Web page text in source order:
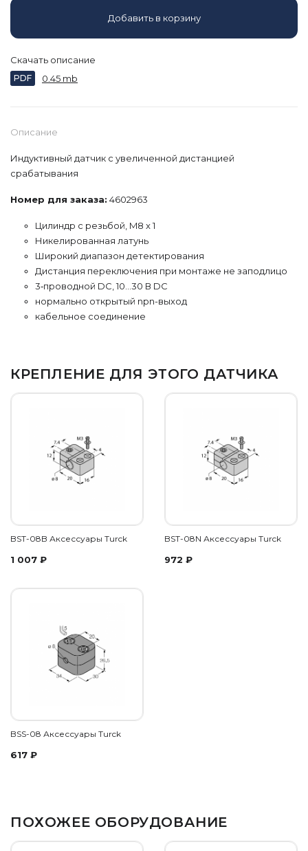
Описание
Индуктивный датчик с увеличенной дистанцией
срабатывания
Номер для заказа: 4602963
Цилиндр с резьбой, M8 x 1
Никелированная латунь
Широкий диапазон детектирования
Дистанция переключения при монтаже не заподлицо
3‐проводной DC, 10…30 В DC
нормально открытый npn-выход
кабельное соединение
Добавить в корзину
Скачать описание
PDF 0.45 mb
КРЕПЛЕНИЕ ДЛЯ ЭТОГО ДАТЧИКА
BST-08B Аксессуары Turck
1 007 ₽
BST-08N Аксессуары Turck
972 ₽
BSS-08 Аксессуары Turck
617 ₽
ПОХОЖЕЕ ОБОРУДОВАНИЕ